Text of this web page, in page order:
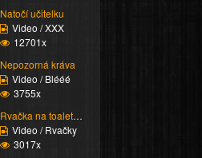
Natočí učitelku
Video / XXX
12701x
Nepozorná kráva
Video / Blééé
3755x
Rvačka na toaletách
Video / Rvačky
3017x